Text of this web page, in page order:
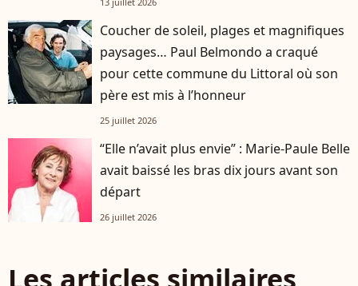
Coucher de soleil, plages et magnifiques
paysages… Paul Belmondo a craqué
pour cette commune du Littoral où son
père est mis à l’honneur
25 juillet 2026
“Elle n’avait plus envie” : Marie-Paule Belle
avait baissé les bras dix jours avant son
départ
26 juillet 2026